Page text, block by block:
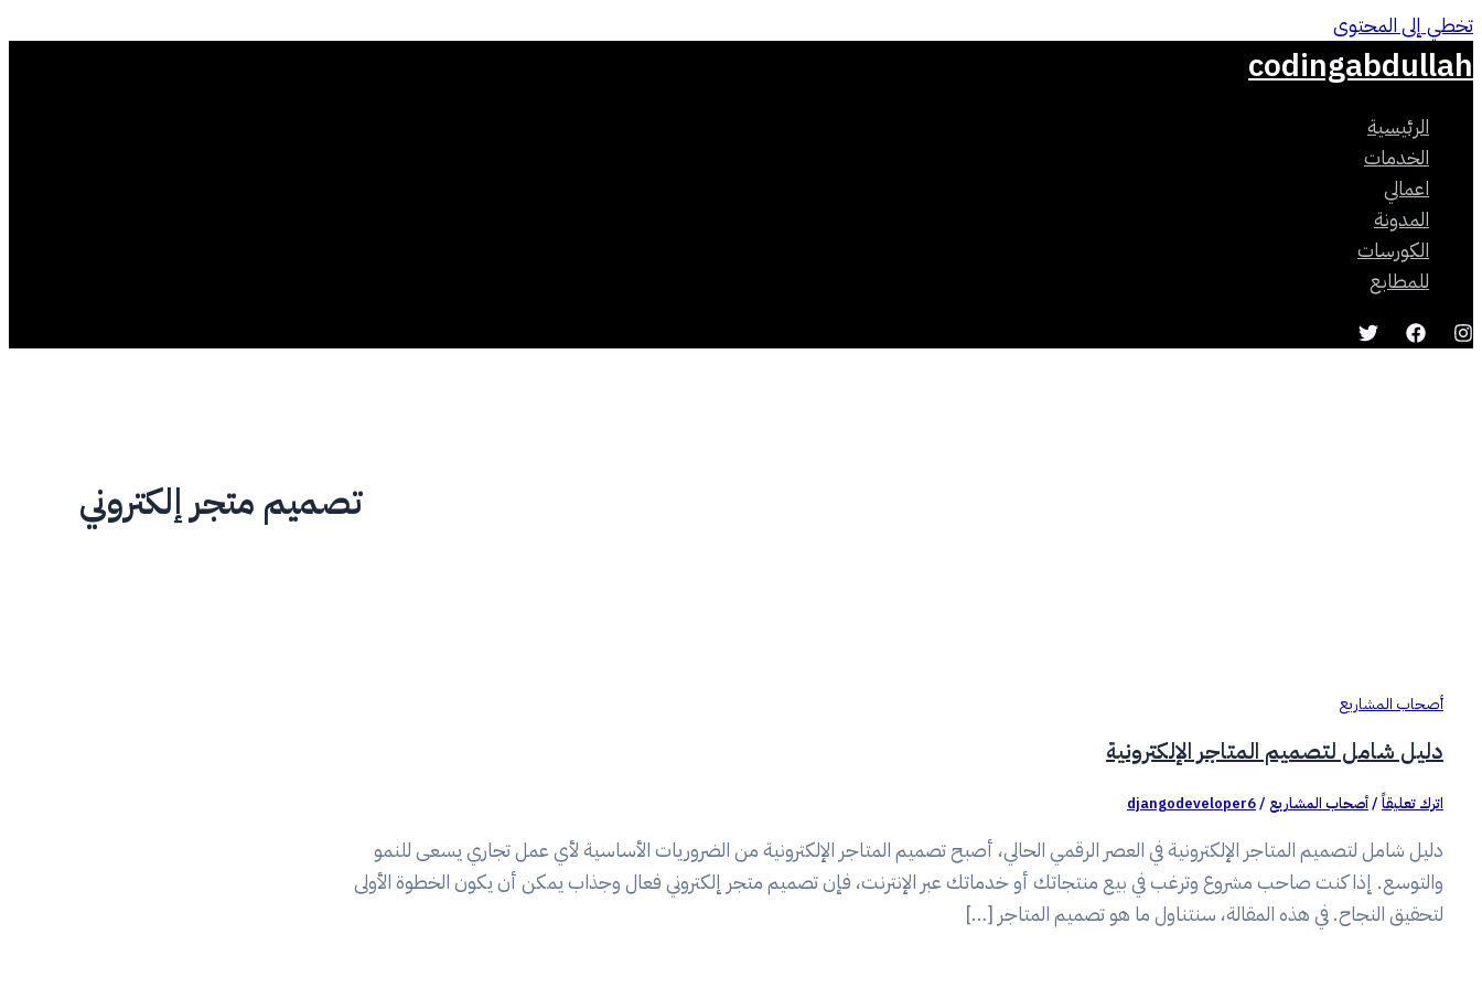
تخطي إلى المحتوى
codingabdullah
الرئيسية
الخدمات
اعمالي
المدونة
الكورسات
للمطابع
تصميم متجر إلكتروني
أصحاب المشاريع
دليل شامل لتصميم المتاجر الإلكترونية
اترك تعليقاً /أصحاب المشاريع /
djangodeveloper6
دليل شامل لتصميم المتاجر الإلكترونية في العصر الرقمي الحالي، أصبح تصميم المتاجر الإلكترونية من الضروريات الأساسية لأي عمل تجاري يسعى للنمو
والتوسع. إذا كنت صاحب مشروع وترغب في بيع منتجاتك أو خدماتك عبر الإنترنت، فإن تصميم متجر إلكتروني فعال وجذاب يمكن أن يكون الخطوة الأولى
لتحقيق النجاح. في هذه المقالة، سنتناول ما هو تصميم المتاجر […]